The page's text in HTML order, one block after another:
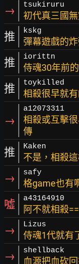
→ tsukiruru
初代真三國
推 kskg
彈幕遊戲的
推 iorittn
侍魂30年前
推 toykilled
相殺很早就
→
a12073311
相殺或互擊
傳
推 Kaken
不是，相殺
→ safy
格game也有
噓 a43164910
阿不就相殺==
→ Lizus
侍魂1代就有
→ shellback
血源把血砍